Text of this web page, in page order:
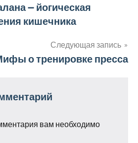
— йогическая
кишечника
Следующая запись
о тренировке пресса
вам необходимо